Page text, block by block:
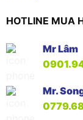
HOTLINE MUA
Mr Lâm
Mr.